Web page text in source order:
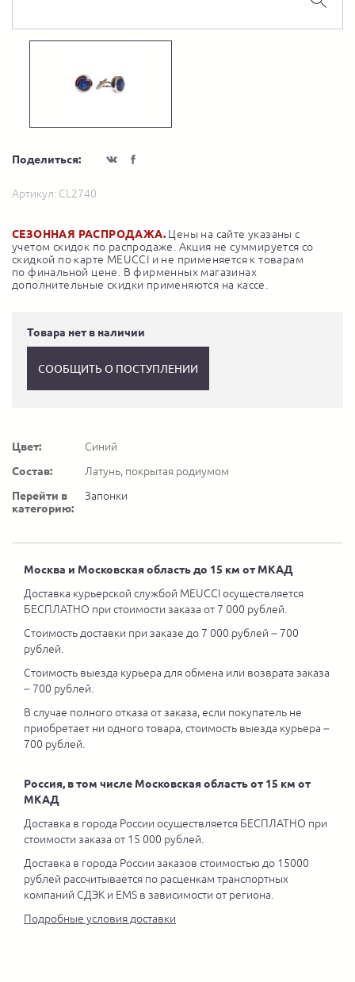
Поделиться:
Артикул: CL2740
СЕЗОННАЯ РАСПРОДАЖА. Цены на сайте указаны с
учетом скидок по распродаже. Акция не суммируется со
скидкой по карте MEUCCI и не применяется к товарам
по финальной цене. В фирменных магазинах
дополнительные скидки применяются на кассе.
Товара нет в наличии
СООБЩИТЬ О ПОСТУПЛЕНИИ
Цвет:
Синий
Состав:
Латунь, покрытая родиумом
Перейти в
категорию:
Запонки
Москва и Московская область до 15 км от МКАД
Доставка курьерской службой MEUCCI осуществляется
БЕСПЛАТНО при стоимости заказа от 7 000 рублей.
Стоимость доставки при заказе до 7 000 рублей – 700
рублей.
Стоимость выезда курьера для обмена или возврата заказа
– 700 рублей.
В случае полного отказа от заказа, если покупатель не
приобретает ни одного товара, стоимость выезда курьера –
700 рублей.
Россия, в том числе Московская область от 15 км от
МКАД
Доставка в города России осуществляется БЕСПЛАТНО при
стоимости заказа от 15 000 рублей.
Доставка в города России заказов стоимостью до 15000
рублей рассчитывается по расценкам транспортных
компаний СДЭК и EMS в зависимости от региона.
Подробные условия доставки